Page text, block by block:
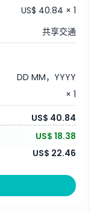
US$ 40.84 × 1
共享交通
DD MM，YYYY
× 1
US$ 40.84
US$ 18.38
US$ 22.46